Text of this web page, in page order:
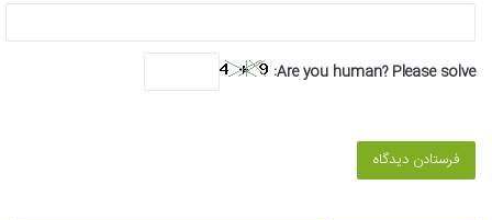
Are you human? Please solve: